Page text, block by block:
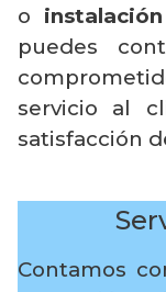
o
puedes
servicio al
satisfacción
Contamos